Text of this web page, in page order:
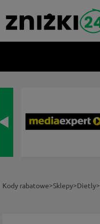
Kody rabatowe>Sklepy>Dietly>